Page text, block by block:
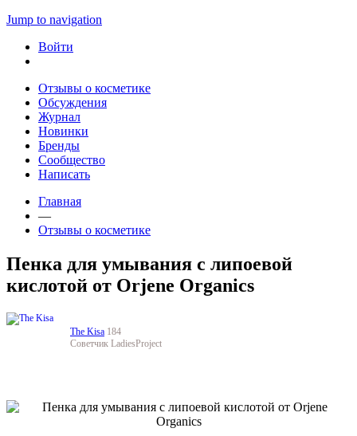
Jump to navigation
Войти
Отзывы о косметике
Обсуждения
Журнал
Новинки
Бренды
Сообщество
Написать
Главная
—
Отзывы о косметике
Пенка для умывания с липоевой
кислотой от Orjene Organics
The Kisa 184
Советчик LadiesProject